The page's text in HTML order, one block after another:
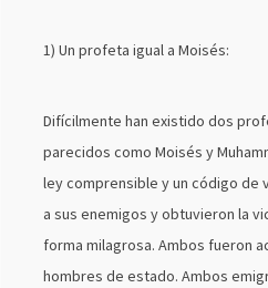
1) Un profeta igual a Moisés:
Difícilmente han existido dos
parecidos como Moisés y
ley comprensible y un código de
a sus enemigos y obtuvieron la
forma milagrosa. Ambos fueron
hombres de estado. Ambos